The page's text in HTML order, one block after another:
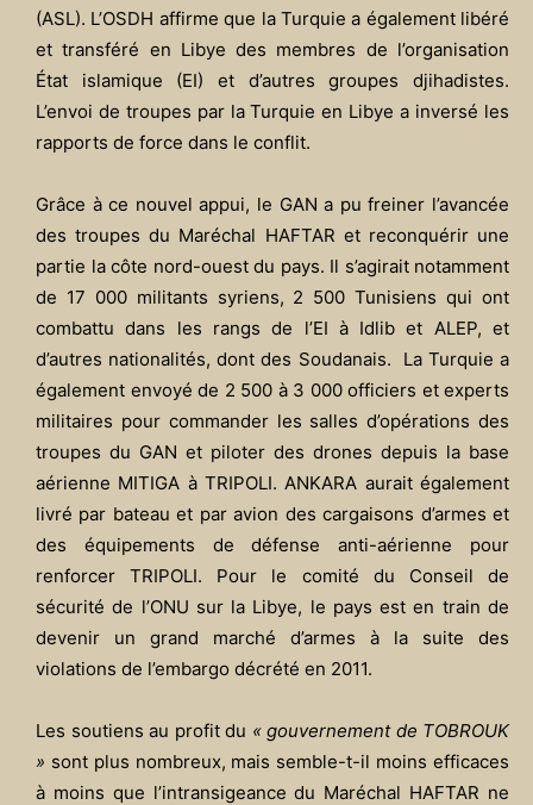
(ASL). L’OSDH affirme que la Turquie a également libéré
et transféré en Libye des membres de l’organisation
État islamique (EI) et d’autres groupes djihadistes.
L’envoi de troupes par la Turquie en Libye a inversé les
rapports de force dans le conflit.
Grâce à ce nouvel appui, le GAN a pu freiner l’avancée
des troupes du Maréchal HAFTAR et reconquérir une
partie la côte nord-ouest du pays. Il s’agirait notamment
de 17 000 militants syriens, 2 500 Tunisiens qui ont
combattu dans les rangs de l’EI à Idlib et ALEP, et
d’autres nationalités, dont des Soudanais. La Turquie a
également envoyé de 2 500 à 3 000 officiers et experts
militaires pour commander les salles d’opérations des
troupes du GAN et piloter des drones depuis la base
aérienne MITIGA à TRIPOLI. ANKARA aurait également
livré par bateau et par avion des cargaisons d’armes et
des équipements de défense anti-aérienne pour
renforcer TRIPOLI. Pour le comité du Conseil de
sécurité de l’ONU sur la Libye, le pays est en train de
devenir un grand marché d’armes à la suite des
violations de l’embargo décrété en 2011.
Les soutiens au profit du « gouvernement de TOBROUK
» sont plus nombreux, mais semble-t-il moins efficaces
à moins que l’intransigeance du Maréchal HAFTAR ne